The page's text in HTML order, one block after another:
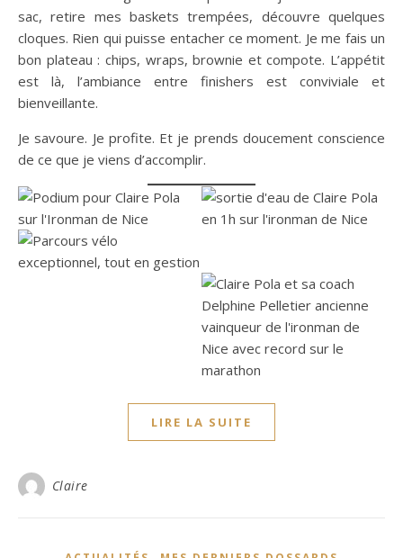
sac, retire mes baskets trempées, découvre quelques
cloques. Rien qui puisse entacher ce moment. Je me fais un
bon plateau : chips, wraps, brownie et compote. L’appétit
est là, l’ambiance entre finishers est conviviale et
bienveillante.
Je savoure. Je profite. Et je prends doucement conscience
de ce que je viens d’accomplir.
LIRE LA SUITE
Claire